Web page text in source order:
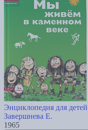
Энциклопедия для детей
Завершнева Е.
1965